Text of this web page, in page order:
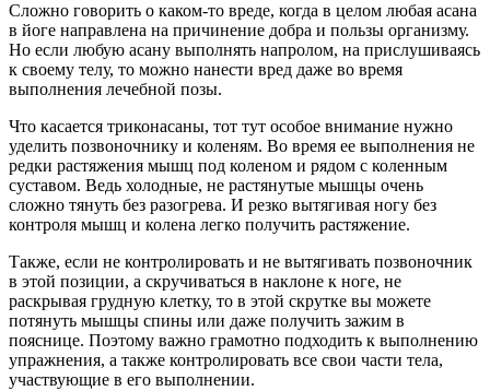
Сложно говорить о каком-то вреде, когда в целом любая асана
в йоге направлена на причинение добра и пользы организму.
Но если любую асану выполнять напролом, на прислушиваясь
к своему телу, то можно нанести вред даже во время
выполнения лечебной позы.
Что касается триконасаны, тот тут особое внимание нужно
уделить позвоночнику и коленям. Во время ее выполнения не
редки растяжения мышц под коленом и рядом с коленным
суставом. Ведь холодные, не растянутые мышцы очень
сложно тянуть без разогрева. И резко вытягивая ногу без
контроля мышц и колена легко получить растяжение.
Также, если не контролировать и не вытягивать позвоночник
в этой позиции, а скручиваться в наклоне к ноге, не
раскрывая грудную клетку, то в этой скрутке вы можете
потянуть мышцы спины или даже получить зажим в
пояснице. Поэтому важно грамотно подходить к выполнению
упражнения, а также контролировать все свои части тела,
участвующие в его выполнении.